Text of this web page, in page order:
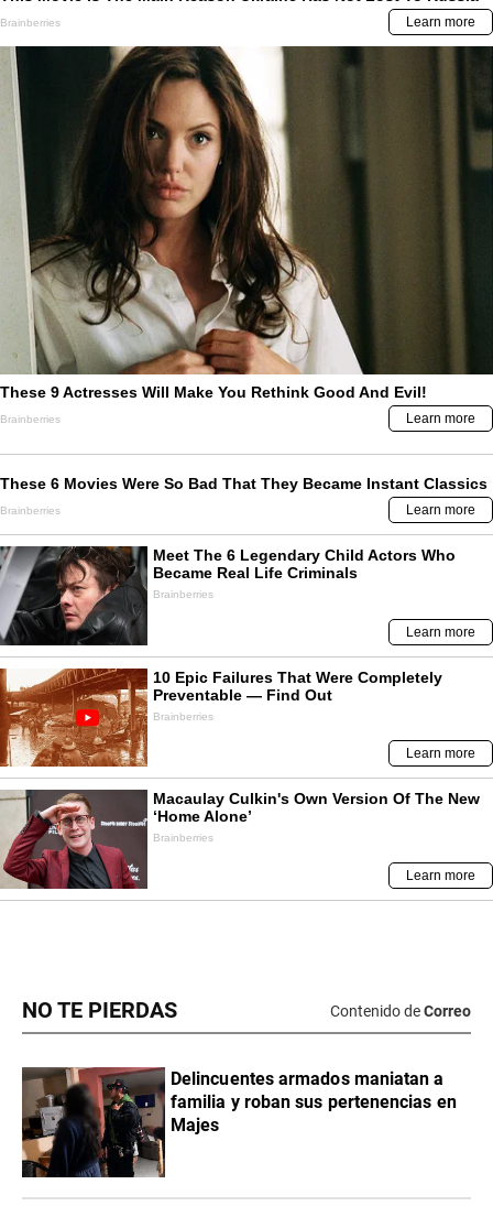
NO TE PIERDAS Contenido deCorreo
Delincuentes armados maniatan a
familia y roban sus pertenencias en
Majes